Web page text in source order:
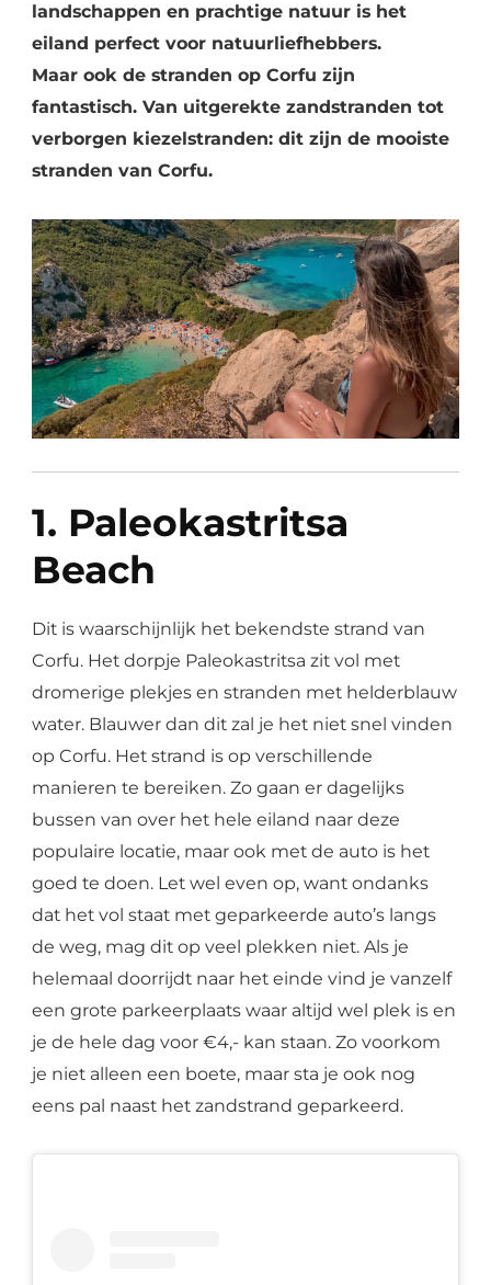
landschappen en prachtige natuur is het
eiland perfect voor natuurliefhebbers.
Maar ook de stranden op Corfu zijn
fantastisch. Van uitgerekte zandstranden tot
verborgen kiezelstranden: dit zijn de mooiste
stranden van Corfu.
1. Paleokastritsa
Beach
Dit is waarschijnlijk het bekendste strand van
Corfu. Het dorpje Paleokastritsa zit vol met
dromerige plekjes en stranden met helderblauw
water. Blauwer dan dit zal je het niet snel vinden
op Corfu. Het strand is op verschillende
manieren te bereiken. Zo gaan er dagelijks
bussen van over het hele eiland naar deze
populaire locatie, maar ook met de auto is het
goed te doen. Let wel even op, want ondanks
dat het vol staat met geparkeerde auto’s langs
de weg, mag dit op veel plekken niet. Als je
helemaal doorrijdt naar het einde vind je vanzelf
een grote parkeerplaats waar altijd wel plek is en
je de hele dag voor €4,- kan staan. Zo voorkom
je niet alleen een boete, maar sta je ook nog
eens pal naast het zandstrand geparkeerd.